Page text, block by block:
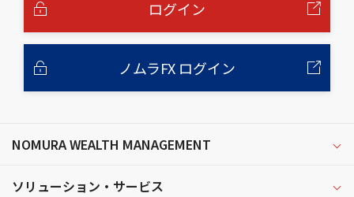
ログイン
ノムラFX ログイン
NOMURA WEALTH MANAGEMENT
ソリューション・サービス